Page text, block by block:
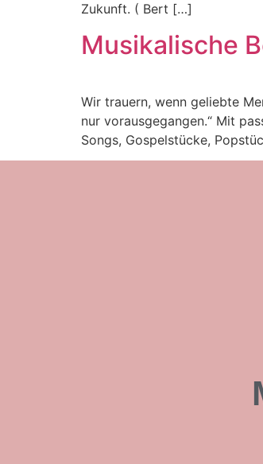
Zukunft. ( Bert […]
Musikalische
Wir trauern, wenn geliebte
nur vorausgegangen.“ Mit
Songs, Gospelstücke,